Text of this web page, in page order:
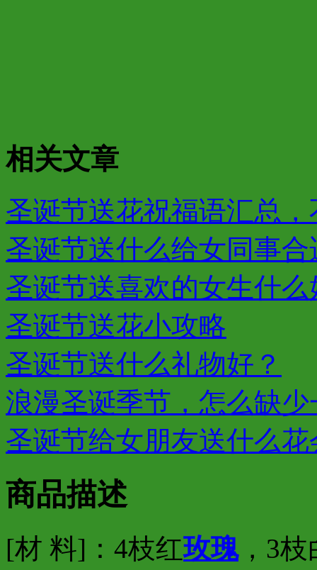
相关文章
圣诞节送花祝福语汇总
圣诞节送什么给女同事合
圣诞节送喜欢的女生什么
圣诞节送花小攻略
圣诞节送什么礼物好？
浪漫圣诞季节，怎么缺
圣诞节给女朋友送什么
商品描述
[材 料]：4枝红玫瑰，3枝